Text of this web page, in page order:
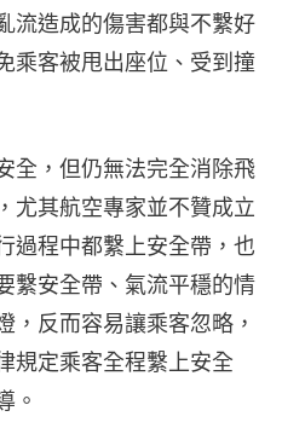
流造成的傷害都與不繫好
乘客被甩出座位、受到撞
全，但仍無法完全消除飛
尤其航空專家並不贊成立
過程中都繫上安全帶，也
繫安全帶、氣流平穩的情
，反而容易讓乘客忽略，
規定乘客全程繫上安全
。